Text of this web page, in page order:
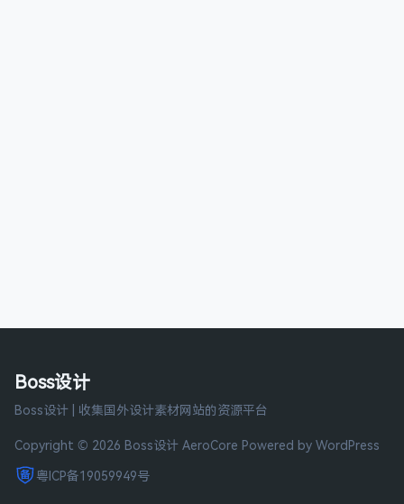
Boss设计
Boss设计 | 收集国外设计素材网站的资源平台
Copyright © 2026 Boss设计 AeroCore Powered by WordPress
粤ICP备19059949号